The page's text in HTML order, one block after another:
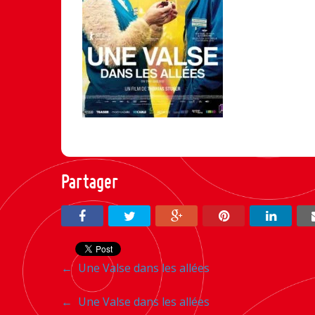
Partager
Navigation
entre
←Une Valse dans les allées
Navigation
← Une Valse dans les allées